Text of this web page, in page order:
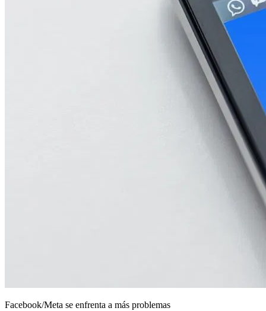
Facebook/Meta se enfrenta a más problemas